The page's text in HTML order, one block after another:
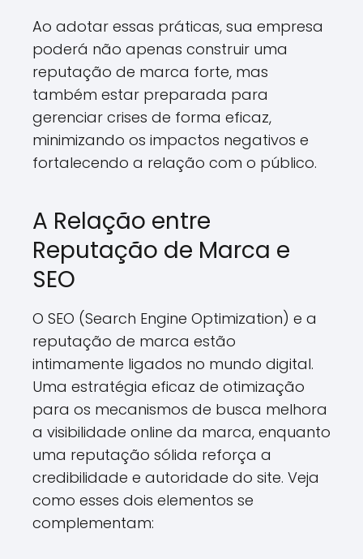
Ao adotar essas práticas, sua empresa
poderá não apenas construir uma
reputação de marca forte, mas
também estar preparada para
gerenciar crises de forma eficaz,
minimizando os impactos negativos e
fortalecendo a relação com o público.
A Relação entre
Reputação de Marca e
SEO
O SEO (Search Engine Optimization) e a
reputação de marca estão
intimamente ligados no mundo digital.
Uma estratégia eficaz de otimização
para os mecanismos de busca melhora
a visibilidade online da marca, enquanto
uma reputação sólida reforça a
credibilidade e autoridade do site. Veja
como esses dois elementos se
complementam: